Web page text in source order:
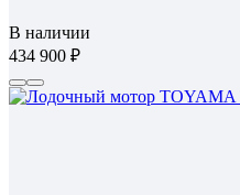
В наличии
434 900